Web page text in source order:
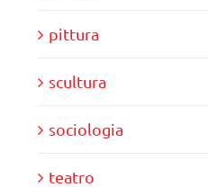
pittura
scultura
sociologia
teatro